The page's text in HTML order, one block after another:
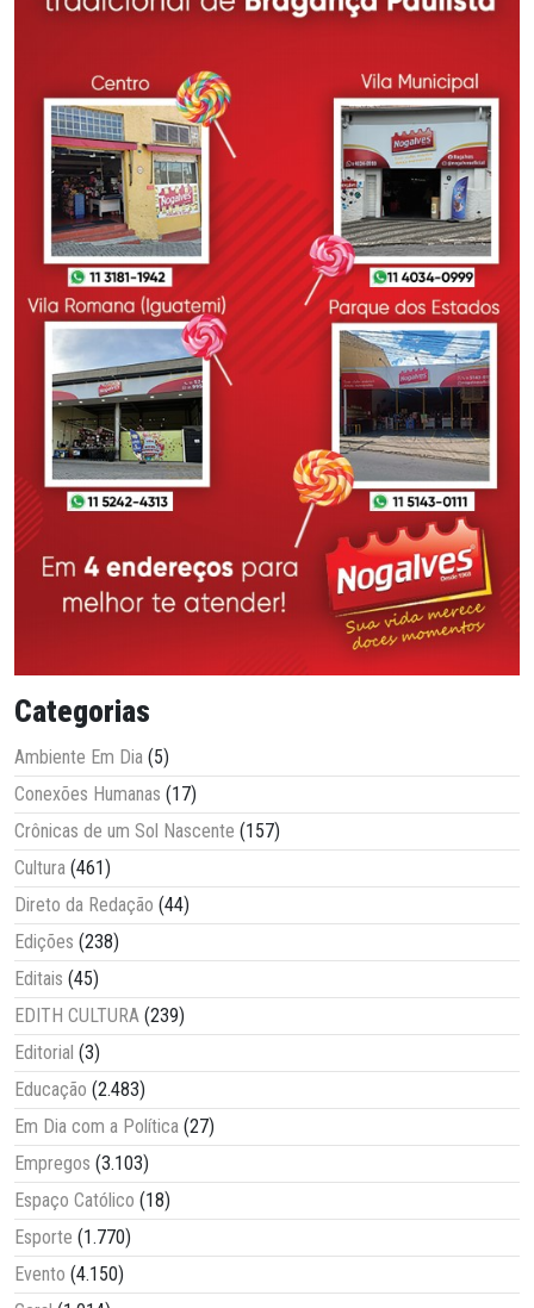
Categorias
Ambiente Em Dia (5)
Conexões Humanas (17)
Crônicas de um Sol Nascente (157)
Cultura (461)
Direto da Redação (44)
Edições (238)
Editais (45)
EDITH CULTURA (239)
Editorial (3)
Educação (2.483)
Em Dia com a Política (27)
Empregos (3.103)
Espaço Católico (18)
Esporte (1.770)
Evento (4.150)